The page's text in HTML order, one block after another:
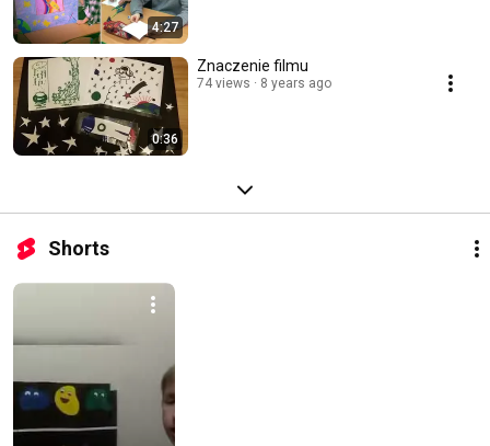
4:27
0:36
Znaczenie filmu
74 views 8 years ago
Shorts